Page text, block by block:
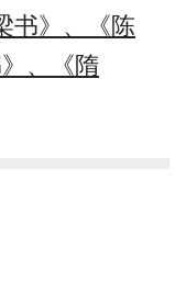
书》、《陈
、《隋